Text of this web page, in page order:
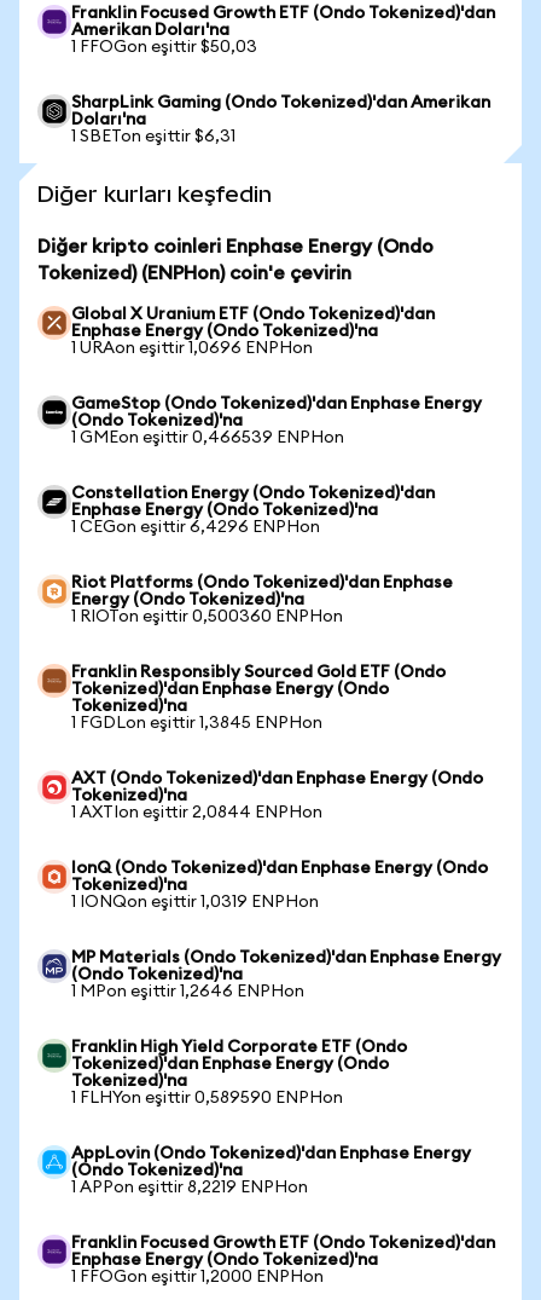
Franklin Focused Growth ETF (Ondo Tokenized)'dan
Amerikan Doları'na
1 FFOGon eşittir $50,03
SharpLink Gaming (Ondo Tokenized)'dan Amerikan
Doları'na
1 SBETon eşittir $6,31
Diğer kurları keşfedin
Diğer kripto coinleri Enphase Energy (Ondo
Tokenized) (ENPHon) coin'e çevirin
Global X Uranium ETF (Ondo Tokenized)'dan
Enphase Energy (Ondo Tokenized)'na
1 URAon eşittir 1,0696 ENPHon
GameStop (Ondo Tokenized)'dan Enphase Energy
(Ondo Tokenized)'na
1 GMEon eşittir 0,466539 ENPHon
Constellation Energy (Ondo Tokenized)'dan
Enphase Energy (Ondo Tokenized)'na
1 CEGon eşittir 6,4296 ENPHon
Riot Platforms (Ondo Tokenized)'dan Enphase
Energy (Ondo Tokenized)'na
1 RIOTon eşittir 0,500360 ENPHon
Franklin Responsibly Sourced Gold ETF (Ondo
Tokenized)'dan Enphase Energy (Ondo
Tokenized)'na
1 FGDLon eşittir 1,3845 ENPHon
AXT (Ondo Tokenized)'dan Enphase Energy (Ondo
Tokenized)'na
1 AXTIon eşittir 2,0844 ENPHon
IonQ (Ondo Tokenized)'dan Enphase Energy (Ondo
Tokenized)'na
1 IONQon eşittir 1,0319 ENPHon
MP Materials (Ondo Tokenized)'dan Enphase Energy
(Ondo Tokenized)'na
1 MPon eşittir 1,2646 ENPHon
Franklin High Yield Corporate ETF (Ondo
Tokenized)'dan Enphase Energy (Ondo
Tokenized)'na
1 FLHYon eşittir 0,589590 ENPHon
AppLovin (Ondo Tokenized)'dan Enphase Energy
(Ondo Tokenized)'na
1 APPon eşittir 8,2219 ENPHon
Franklin Focused Growth ETF (Ondo Tokenized)'dan
Enphase Energy (Ondo Tokenized)'na
1 FFOGon eşittir 1,2000 ENPHon